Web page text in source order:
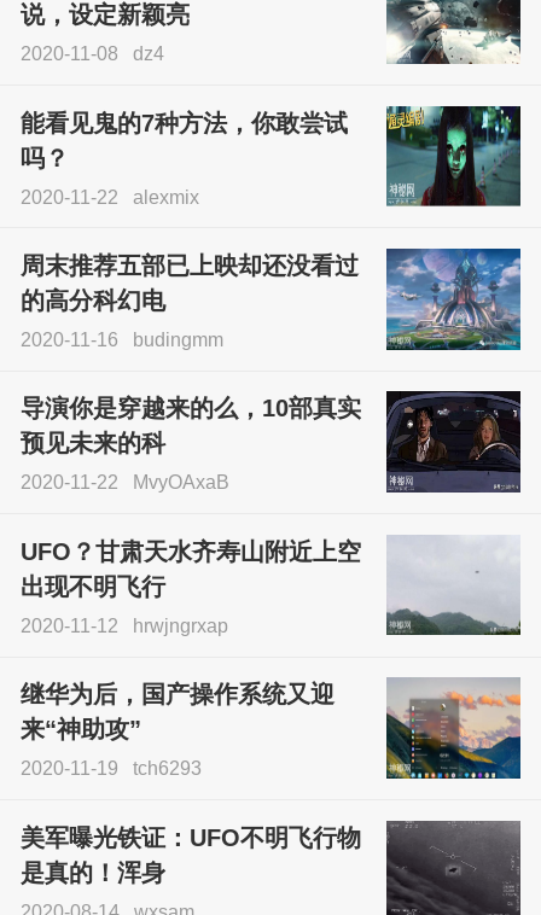
说，设定新颖亮
2020-11-08 dz4
能看见鬼的7种方法，你敢尝试
吗？
2020-11-22 alexmix
周末推荐五部已上映却还没看过
的高分科幻电
2020-11-16 budingmm
导演你是穿越来的么，10部真实
预见未来的科
2020-11-22 MvyOAxaB
UFO？甘肃天水齐寿山附近上空
出现不明飞行
2020-11-12 hrwjngrxap
继华为后，国产操作系统又迎
来“神助攻”
2020-11-19 tch6293
美军曝光铁证：UFO不明飞行物
是真的！浑身